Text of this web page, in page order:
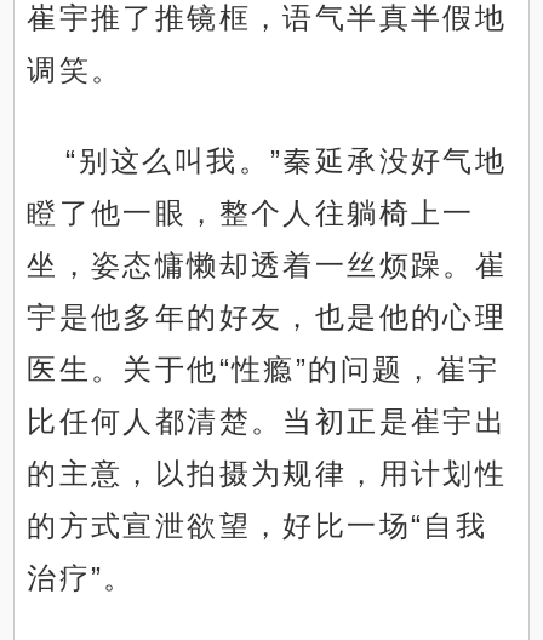
崔宇推了推镜框，语气半真半假地
调笑。
“别这么叫我。”秦延承没好气地
瞪了他一眼，整个人往躺椅上一
坐，姿态慵懒却透着一丝烦躁。崔
宇是他多年的好友，也是他的心理
医生。关于他“性瘾”的问题，崔宇
比任何人都清楚。当初正是崔宇出
的主意，以拍摄为规律，用计划性
的方式宣泄欲望，好比一场“自我
治疗”。